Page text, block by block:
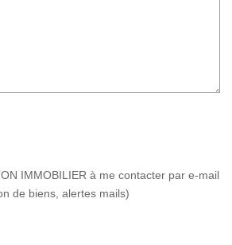
IMMOBILIER à me contacter par e-mail
de biens, alertes mails)